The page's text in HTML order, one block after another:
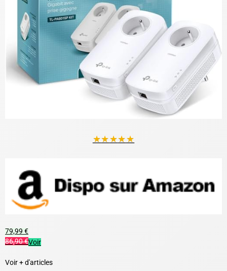
★★★★★
79,99 €
86,90 €Voir
Voir + d'articles